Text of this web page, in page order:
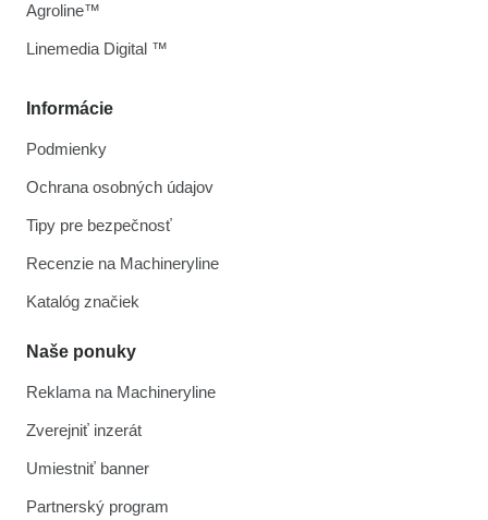
Informácie
Podmienky
Ochrana osobných údajov
Tipy pre bezpečnosť
Recenzie na Machineryline
Katalóg značiek
Naše ponuky
Reklama na Machineryline
Zverejniť inzerát
Umiestniť banner
Partnerský program
Agroline™
Linemedia Digital ™